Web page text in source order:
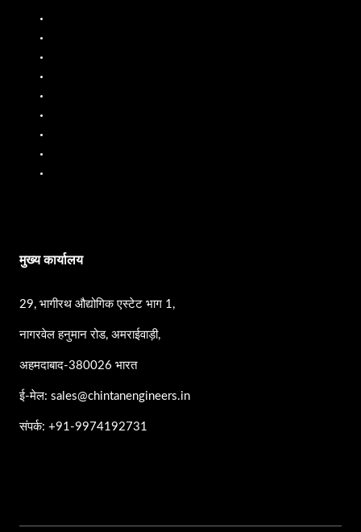
मुख्य कार्यालय
29, भागीरथ औद्योगिक एस्टेट भाग 1,
नागरवेल हनुमान रोड, अमराईवाड़ी,
अहमदाबाद-380026 भारत
ई-मेल: sales@chintanengineers.in
संपर्क: +91-9974192731